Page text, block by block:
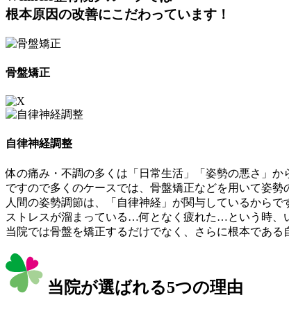
根本原因の改善にこだわっています！
骨盤矯正
自律神経調整
体の痛み・不調の多くは「日常生活」「姿勢の悪さ」
ですので多くのケースでは、骨盤矯正などを用いて姿
人間の姿勢調節は、「自律神経」が関与しているからで
ストレスが溜まっている…何となく疲れた…という時、
当院では骨盤を矯正するだけでなく、さらに根本であ
当院が選ばれる5つの理由